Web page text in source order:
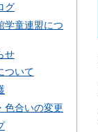
グ
学童連盟につ
せ
ついて
色合いの変更